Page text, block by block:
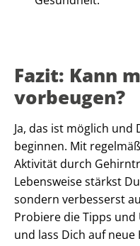
Fazit: Kann
vorbeugen?
Ja, das ist möglich
beginnen. Mit
Aktivität durch
Lebensweise stärkst
sondern verbesserst
Probiere die Tipps und
und lass Dich auf